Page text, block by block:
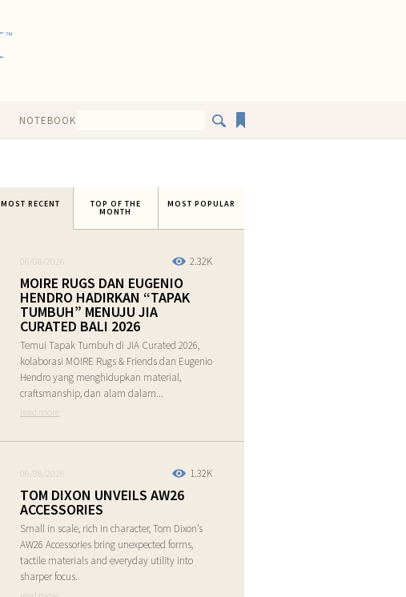
NOTEBOOK
MOST RECENT TOP OF THE
MONTH
MOST POPULAR
2.32K
06/08/2026
MOIRE RUGS DAN EUGENIO
HENDRO HADIRKAN “TAPAK
TUMBUH” MENUJU JIA
CURATED BALI 2026
Temui Tapak Tumbuh di JIA Curated 2026,
kolaborasi MOIRE Rugs & Friends dan Eugenio
Hendro yang menghidupkan material,
craftsmanship, dan alam dalam...
read more
1.32K
06/08/2026
TOM DIXON UNVEILS AW26
ACCESSORIES
Small in scale, rich in character, Tom Dixon’s
AW26 Accessories bring unexpected forms,
tactile materials and everyday utility into
sharper focus.